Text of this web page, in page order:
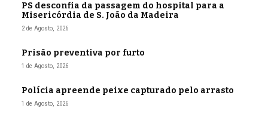
PS desconfia da passagem do hospital para a
Misericórdia de S. João da Madeira
2 de Agosto, 2026
Prisão preventiva por furto
1 de Agosto, 2026
Polícia apreende peixe capturado pelo arrasto
1 de Agosto, 2026